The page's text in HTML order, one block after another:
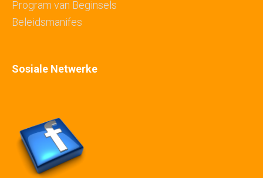
Program van Beginsels
Beleidsmanifes
Sosiale Netwerke